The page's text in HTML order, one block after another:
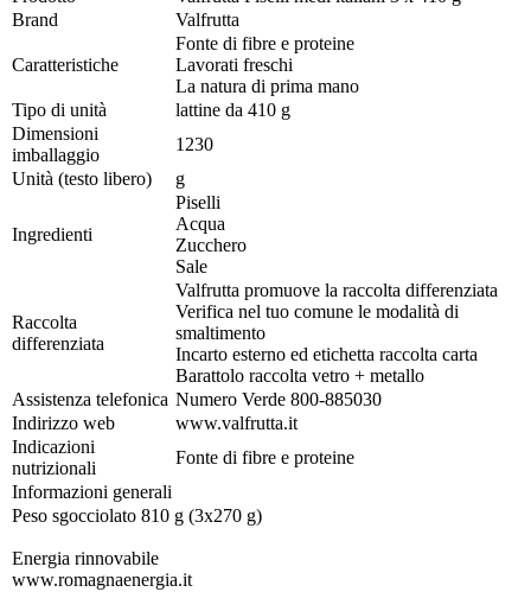
Brand
Valfrutta
Caratteristiche
Fonte di fibre e proteine
Lavorati freschi
La natura di prima mano
Tipo di unità
lattine da 410 g
Dimensioni
imballaggio
1230
Unità (testo libero)
g
Ingredienti
Piselli
Acqua
Zucchero
Sale
Raccolta
differenziata
Valfrutta promuove la raccolta differenziata
Verifica nel tuo comune le modalità di
smaltimento
Incarto esterno ed etichetta raccolta carta
Barattolo raccolta vetro + metallo
Assistenza telefonica Numero Verde 800-885030
Indirizzo web
www.valfrutta.it
Indicazioni
nutrizionali
Fonte di fibre e proteine
Informazioni generali
Peso sgocciolato 810 g (3x270 g)
Energia rinnovabile
www.romagnaenergia.it